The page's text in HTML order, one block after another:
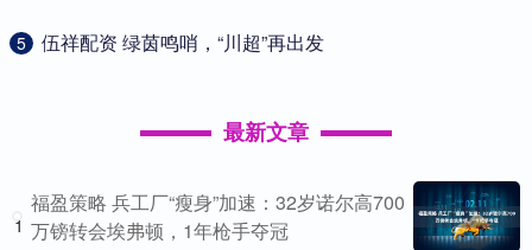
5 ​伍祥配资 绿茵鸣哨，“川超”再出发
最新文章
1
福盈策略 兵工厂“瘦身”加速：32岁诺尔高700
万镑转会埃弗顿，1年枪手夺冠